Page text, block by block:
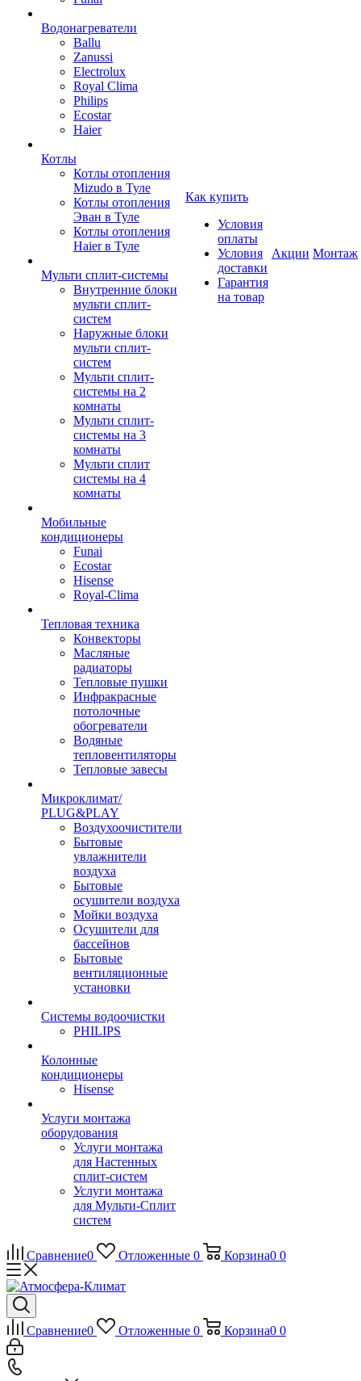
Водонагреватели
Ballu
Zanussi
Electrolux
Royal Clima
Philips
Ecostar
Haier
Котлы
Котлы отопления
Mizudo в Туле
Котлы отопления
Эван в Туле
Котлы отопления
Haier в Туле
Мульти сплит-системы
Внутренние блоки
мульти сплит-
систем
Наружные блоки
мульти сплит-
систем
Мульти сплит-
системы на 2
комнаты
Мульти сплит-
системы на 3
комнаты
Мульти сплит
системы на 4
комнаты
Мобильные
кондиционеры
Funai
Ecostar
Hisense
Royal-Clima
Тепловая техника
Конвекторы
Масляные
радиаторы
Тепловые пушки
Инфракрасные
потолочные
обогреватели
Водяные
тепловентиляторы
Тепловые завесы
Микроклимат/
PLUG&PLAY
Воздухоочистители
Бытовые
увлажнители
воздуха
Бытовые
осушители воздуха
Мойки воздуха
Осушители для
бассейнов
Бытовые
вентиляционные
установки
Системы водоочистки
PHILIPS
Колонные
кондиционеры
Hisense
Услуги монтажа
оборудования
Услуги монтажа
для Настенных
сплит-систем
Услуги монтажа
для Мульти-Сплит
систем
Как купить
Условия
оплаты
Условия
доставки
Гарантия
на товар
Акции Монтаж
Сравнение0 Отложенные 0 Корзина0 0
Сравнение0 Отложенные 0 Корзина0 0